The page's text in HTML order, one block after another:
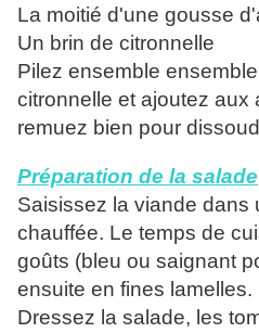
La moitié d'une gousse
Un brin de citronnelle
Pilez ensemble
citronnelle et ajoutez aux
remuez bien pour
Préparation de la salade
Saisissez la viande dans
chauffée. Le temps de
goûts (bleu ou saignant
ensuite en fines lamelles.
Dressez la salade, les